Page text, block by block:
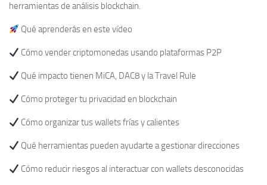
herramientas de análisis blockchain.
Qué aprenderás en este vídeo
Cómo vender criptomonedas usando plataformas P2P
Qué impacto tienen MiCA, DAC8 y la Travel Rule
Cómo proteger tu privacidad en blockchain
Cómo organizar tus wallets frías y calientes
Qué herramientas pueden ayudarte a gestionar direcciones
Cómo reducir riesgos al interactuar con wallets desconocidas